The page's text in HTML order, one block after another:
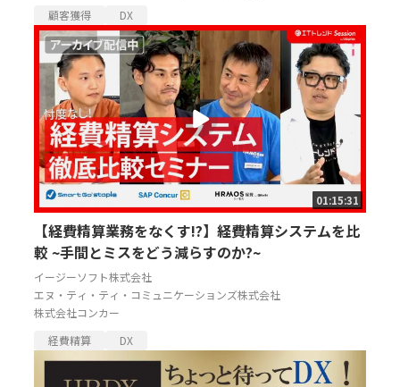
顧客獲得 DX
01:15:31
【経費精算業務をなくす!?】経費精算システムを比
較 ~手間とミスをどう減らすのか?~
イージーソフト株式会社
エヌ・ティ・ティ・コミュニケーションズ株式会社
株式会社コンカー
経費精算
DX